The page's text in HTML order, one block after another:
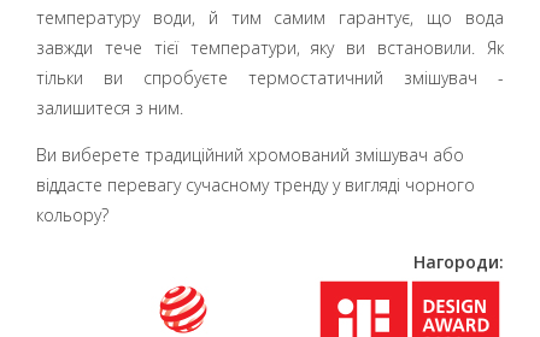
температуру води, й тим самим гарантує, що вода
завжди тече тієї температури, яку ви встановили. Як
тільки ви спробуєте термостатичний змішувач -
залишитеся з ним.
Ви виберете традиційний хромований змішувач або
віддасте перевагу сучасному тренду у вигляді чорного
кольору?
Нагороди: